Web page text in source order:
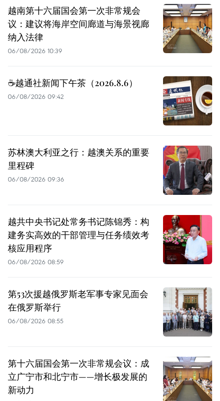
越南第十六届国会第一次非常规会
议：建议将海岸空间廊道与海景视廊
纳入法律
06/08/2026 10:39
☕️越通社新闻下午茶（2026.8.6）
06/08/2026 09:42
苏林澳大利亚之行：越澳关系的重要
里程碑
06/08/2026 09:36
越共中央书记处常务书记陈锦秀：构
建务实高效的干部管理与任务绩效考
核应用程序
06/08/2026 08:59
第53次援越俄罗斯老军事专家见面会
在俄罗斯举行
06/08/2026 08:55
第十六届国会第一次非常规会议：成
立广宁市和北宁市——增长极发展的
新动力